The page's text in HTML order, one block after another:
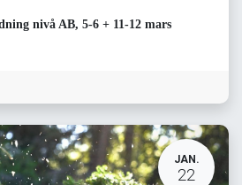
nivå AB, 5-6 + 11-12 mars
JAN.
22